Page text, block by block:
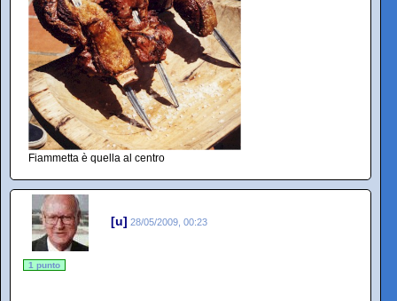
Fiammetta è quella al centro
[u] 28/05/2009, 00:23
1 punto